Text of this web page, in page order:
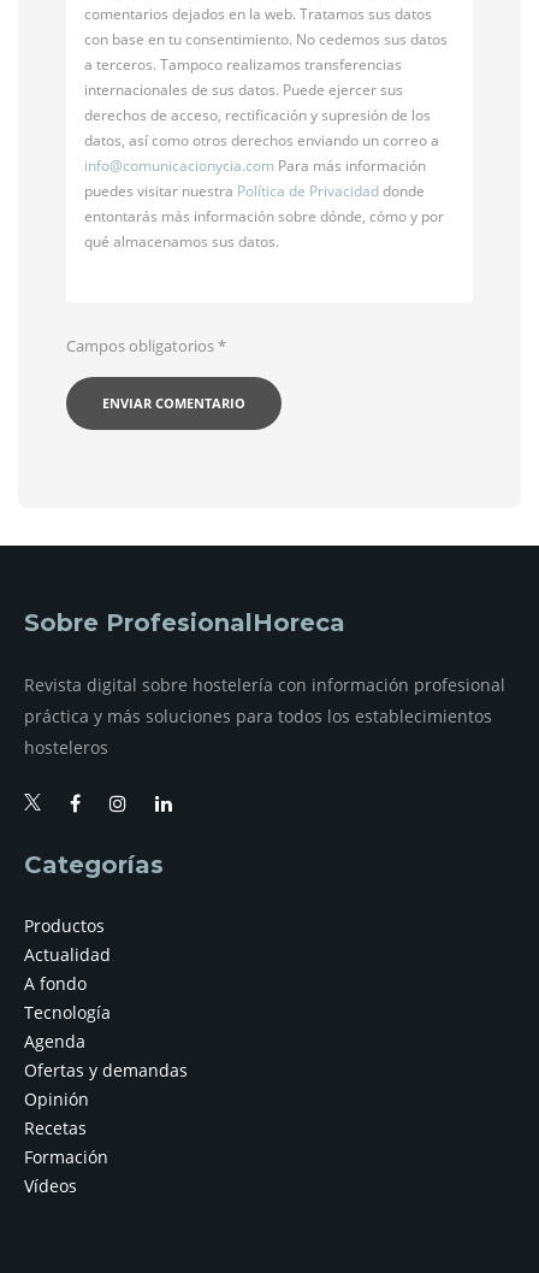
comentarios dejados en la web. Tratamos sus datos
con base en tu consentimiento. No cedemos sus datos
a terceros. Tampoco realizamos transferencias
internacionales de sus datos. Puede ejercer sus
derechos de acceso, rectificación y supresión de los
datos, así como otros derechos enviando un correo a
info@comunicacionycia.com Para más información
puedes visitar nuestra Política de Privacidaddonde
entontarás más información sobre dónde, cómo y por
qué almacenamos sus datos.
Campos obligatorios*
Sobre ProfesionalHoreca
Revista digital sobre hostelería con información profesional
práctica y más soluciones para todos los establecimientos
hosteleros
Categorías
Productos
Actualidad
A fondo
Tecnología
Agenda
Ofertas y demandas
Opinión
Recetas
Formación
Vídeos